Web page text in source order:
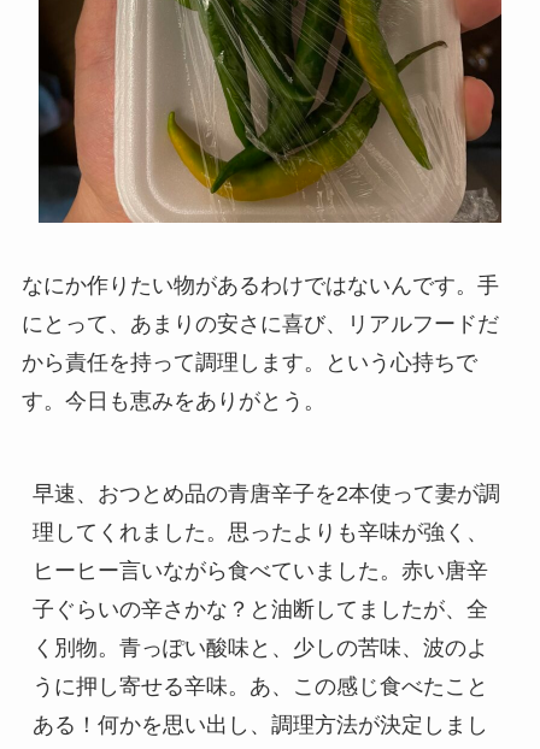
なにか作りたい物があるわけではないんです。手
にとって、あまりの安さに喜び、リアルフードだ
から責任を持って調理します。という心持ちで
す。今日も恵みをありがとう。
早速、おつとめ品の青唐辛子を2本使って妻が調
理してくれました。思ったよりも辛味が強く、
ヒーヒー言いながら食べていました。赤い唐辛
子ぐらいの辛さかな？と油断してましたが、全
く別物。青っぽい酸味と、少しの苦味、波のよ
うに押し寄せる辛味。あ、この感じ食べたこと
ある！何かを思い出し、調理方法が決定しまし